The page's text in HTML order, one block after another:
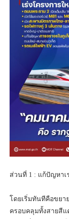
ส่วนที่ 1 : แก้ปัญหา
โดยเริ่มทันทีคือขยา
ครอบคลุมทั้งสายสีแ